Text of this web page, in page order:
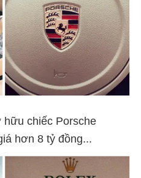
hữu chiếc Porsche
hơn 8 tỷ đồng...